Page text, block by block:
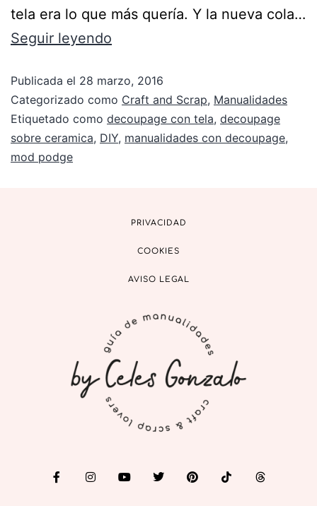
tela era lo que más quería. Y la nueva cola…
Seguir leyendo
Publicada el 28 marzo, 2016
Categorizado como Craft and Scrap, Manualidades
Etiquetado como decoupage con tela, decoupage
sobre ceramica, DIY, manualidades con decoupage,
mod podge
PRIVACIDAD
COOKIES
AVISO LEGAL